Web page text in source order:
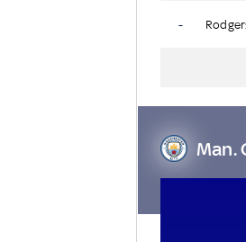
-
Man.